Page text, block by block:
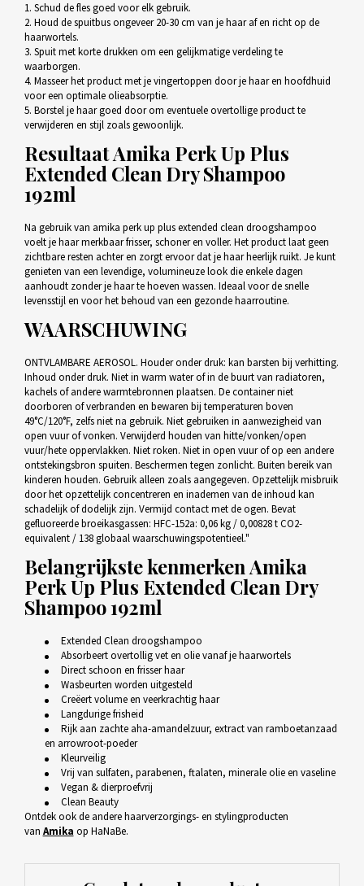
1. Schud de fles goed voor elk gebruik.
2. Houd de spuitbus ongeveer 20-30 cm van je haar af en richt op de
haarwortels.
3. Spuit met korte drukken om een gelijkmatige verdeling te
waarborgen.
4. Masseer het product met je vingertoppen door je haar en hoofdhuid
voor een optimale olieabsorptie.
5. Borstel je haar goed door om eventuele overtollige product te
verwijderen en stijl zoals gewoonlijk.
ResultaatAmika Perk Up Plus
Extended Clean Dry Shampoo
192ml
Na gebruik van amika perk up plus extended clean droogshampoo
voelt je haar merkbaar frisser, schoner en voller. Het product laat geen
zichtbare resten achter en zorgt ervoor dat je haar heerlijk ruikt. Je kunt
genieten van een levendige, volumineuze look die enkele dagen
aanhoudt zonder je haar te hoeven wassen. Ideaal voor de snelle
levensstijl en voor het behoud van een gezonde haarroutine.
WAARSCHUWING
ONTVLAMBARE AEROSOL. Houder onder druk: kan barsten bij verhitting.
Inhoud onder druk. Niet in warm water of in de buurt van radiatoren,
kachels of andere warmtebronnen plaatsen. De container niet
doorboren of verbranden en bewaren bij temperaturen boven
49°C/120°F, zelfs niet na gebruik. Niet gebruiken in aanwezigheid van
open vuur of vonken. Verwijderd houden van hitte/vonken/open
vuur/hete oppervlakken. Niet roken. Niet in open vuur of op een andere
ontstekingsbron spuiten. Beschermen tegen zonlicht. Buiten bereik van
kinderen houden. Gebruik alleen zoals aangegeven. Opzettelijk misbruik
door het opzettelijk concentreren en inademen van de inhoud kan
schadelijk of dodelijk zijn. Vermijd contact met de ogen. Bevat
gefluoreerde broeikasgassen: HFC-152a: 0,06 kg / 0,00828 t CO2-
equivalent / 138 globaal waarschuwingspotentieel."
Belangrijkste kenmerkenAmika
Perk Up Plus Extended Clean Dry
Shampoo 192ml
Extended Clean droogshampoo
Absorbeert overtollig vet en olie vanaf je haarwortels
Direct schoon en frisser haar
Wasbeurten worden uitgesteld
Creëert volume en veerkrachtig haar
Langdurige frisheid
Rijk aan zachte aha-amandelzuur, extract van ramboetanzaad
en arrowroot-poeder
Kleurveilig
Vrij van sulfaten, parabenen, ftalaten, minerale olie en vaseline
Vegan & dierproefvrij
Clean Beauty
Ontdek ook de andere haarverzorgings- en stylingproducten
van Amika op HaNaBe.